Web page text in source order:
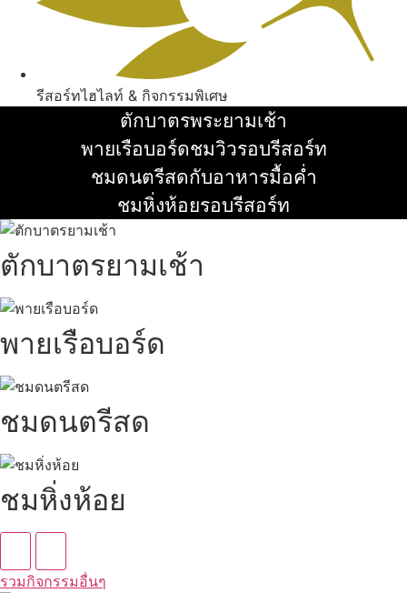
รีสอร์ทไฮไลท์ & กิจกรรมพิเศษ
ตักบาตรพระยามเช้า
อ่านเพิ่ม
พายเรือบอร์ดชมวิวรอบรีสอร์ท
อ่านเพิ่ม
ชมดนตรีสดกับอาหารมื้อค่ำ
อ่านเพิ่ม
ชมหิ่งห้อยรอบรีสอร์ท
ตักบาตรยามเช้า
พายเรือบอร์ด
ชมดนตรีสด
ชมหิ่งห้อย
รวมกิจกรรมอื่นๆ